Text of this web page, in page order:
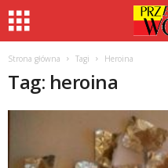
Strona główna Tagi Heroina
Tag: heroina